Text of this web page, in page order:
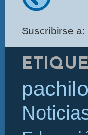
Suscribirse a: